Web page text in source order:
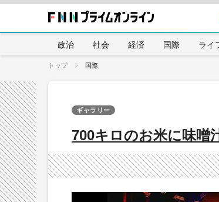
政治 社会 経済 国際 ライ
トップ 国際
700キロのお米に味
ギャラリー